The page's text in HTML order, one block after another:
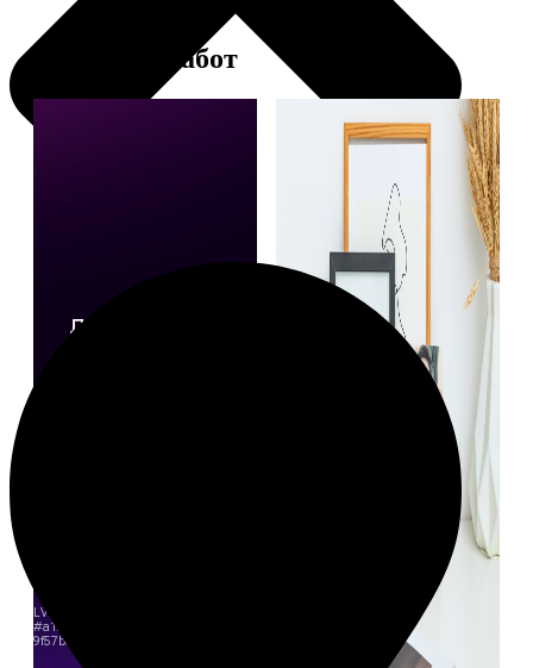
Примеры работ